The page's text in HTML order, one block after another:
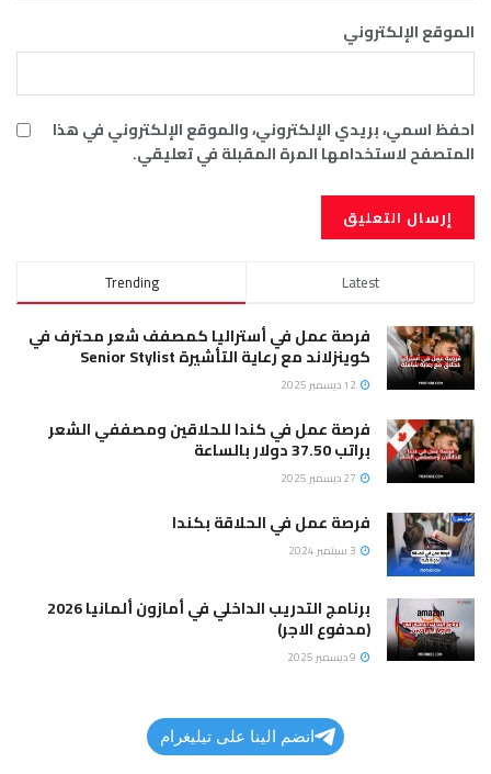
الموقع الإلكتروني
احفظ اسمي، بريدي الإلكتروني، والموقع الإلكتروني في هذا
المتصفح لاستخدامها المرة المقبلة في تعليقي.
Trending Latest
فرصة عمل في أستراليا كمصفف شعر محترف في
كوينزلاند مع رعاية التأشيرة Senior Stylist
فرصة عمل في كندا للحلاقين ومصففي الشعر
براتب 37.50 دولار بالساعة
فرصة عمل في الحلاقة بكندا
برنامج التدريب الداخلي في أمازون ألمانيا 2026
(مدفوع الاجر)
انضم الينا على تيليغرام